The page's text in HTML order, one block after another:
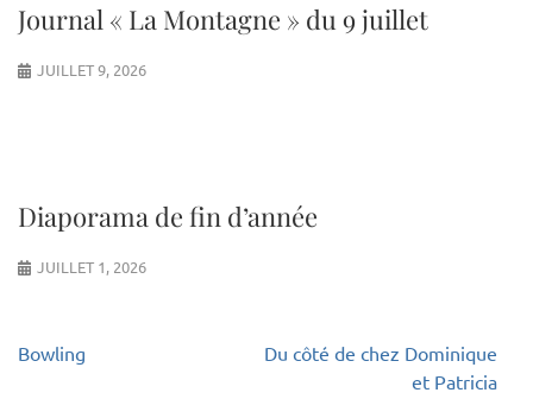
Journal « La Montagne » du 9 juillet
JUILLET 9, 2026
Diaporama de fin d’année
JUILLET 1, 2026
Navigation
Bowling
Du côté de chez Dominique
et Patricia